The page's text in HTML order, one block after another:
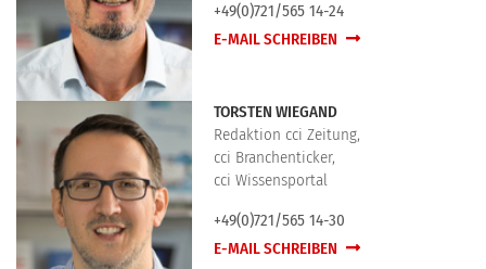
+49(0)721/565 14-24
E-MAIL SCHREIBEN
TORSTEN WIEGAND
Redaktion cci Zeitung,
cci Branchenticker,
cci Wissensportal
+49(0)721/565 14-30
E-MAIL SCHREIBEN